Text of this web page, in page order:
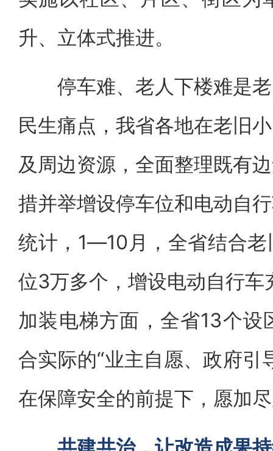
升、立体式推进。
停车难、老人下楼难是老
民生痛点，我省各地在老旧
及周边资源，全面整理既有
措并举增设停车位和电动自
统计，1―10月，全省结合
位3万多个，增设电动自行
加装电梯方面，全省13个
合实际的“业主自愿、政府引
在保障安全的前提下，愿加